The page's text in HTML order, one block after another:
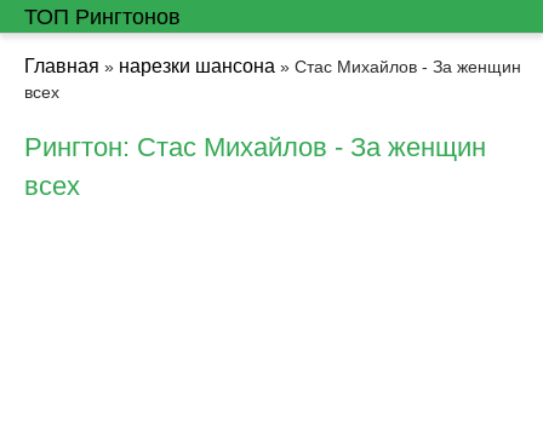
ТОП Рингтонов
Главная » нарезки шансона » Стас Михайлов - За женщин
всех
Рингтон: Стас Михайлов - За женщин
всех